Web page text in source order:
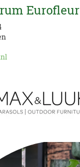
Eurofleur